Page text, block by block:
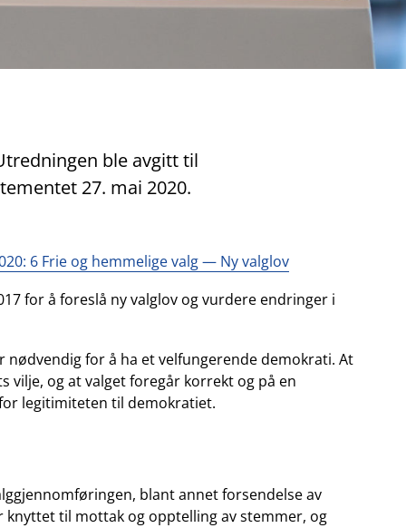
ble avgitt til
27. mai 2020.
6 Frie og hemmelige valg — Ny valglov
for å foreslå ny valglov og vurdere endringer i
for å ha et velfungerende demokrati. At
vilje, og at valget foregår korrekt og på en
legitimiteten til demokratiet.
blant annet forsendelse av
til mottak og opptelling av stemmer, og